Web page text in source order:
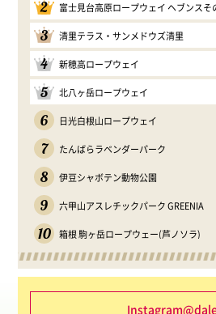
2 富士見台高原ロープウェイ ヘブンスそ
3 清里テラス・サンメドウズ清里
4 新穂高ロープウェイ
5 北八ヶ岳ロープウェイ
6 日光白根山ロープウェイ
7 たんばらラベンダーパーク
8 伊豆シャボテン動物公園
9 六甲山アスレチックパーク GREENIA
10 箱根 駒ヶ岳ロープウェー(芦ノソラ)